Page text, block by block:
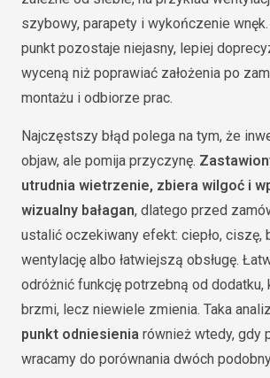
szybowy, parapety i wykończenie
punkt pozostaje niejasny, lepiej
wyceną niż poprawiać założenia po
montażu i odbiorze prac.
Najczęstszy błąd polega na tym, że
objaw, ale pomija przyczynę.
utrudnia wietrzenie, zbiera wilgoć i
wizualny bałagan, dlatego przed
ustalić oczekiwany efekt: ciepło,
wentylację albo łatwiejszą obsługę.
odróżnić funkcję potrzebną od dodatku,
brzmi, lecz niewiele zmienia. Taka
punkt odniesienia również wtedy, gdy
wracamy do porównania dwóch